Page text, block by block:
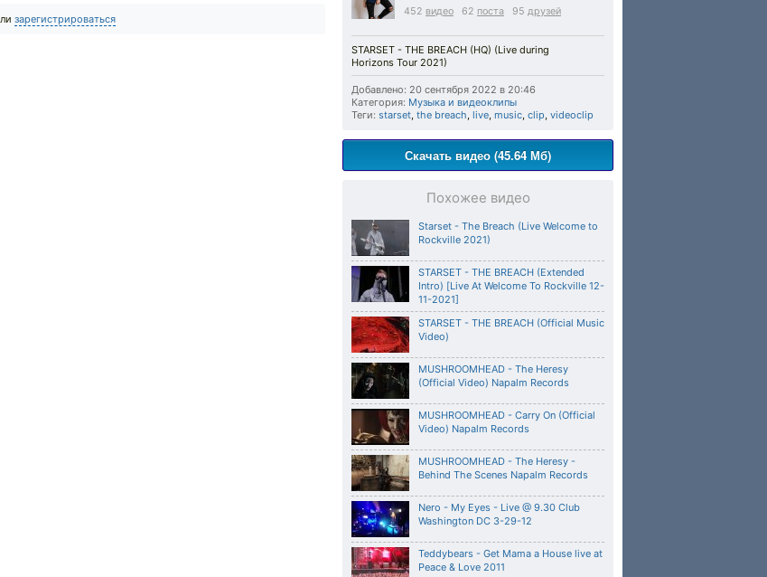
452 видео 62 поста 95 друзей
STARSET - THE BREACH (HQ) (Live during
Horizons Tour 2021)
Добавлено: 20 сентября 2022 в 20:46
Категория: Музыка и видеоклипы
Теги: starset, the breach, live, music, clip, videoclip
Скачать видео (45.64 Мб)
Похожее видео
Starset - The Breach (Live Welcome to
Rockville 2021)
STARSET - THE BREACH (Extended
Intro) [Live At Welcome To Rockville 12-
11-2021]
STARSET - THE BREACH (Official Music
Video)
MUSHROOMHEAD - The Heresy
(Official Video) Napalm Records
MUSHROOMHEAD - Carry On (Official
Video) Napalm Records
MUSHROOMHEAD - The Heresy -
Behind The Scenes Napalm Records
Nero - My Eyes - Live @ 9.30 Club
Washington DC 3-29-12
Teddybears - Get Mama a House live at
Peace & Love 2011
зарегистрироваться